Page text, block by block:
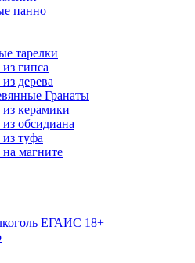
панно
тарелки
гипса
дерева
Гранаты
керамики
обсидиана
туфа
магните
ЕГАИС 18+